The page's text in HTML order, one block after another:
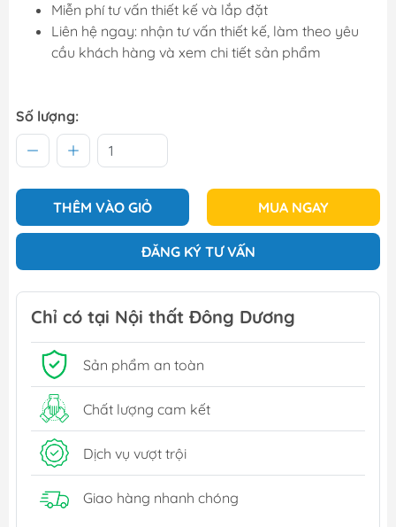
Miễn phí tư vấn thiết kế và lắp đặt
Liên hệ ngay: nhận tư vấn thiết kế, làm theo yêu
cầu khách hàng và xem chi tiết sản phẩm
Số lượng:
THÊM VÀO GIỎ MUA NGAY
ĐĂNG KÝ TƯ VẤN
Chỉ có tại Nội thất Đông Dương
Sản phẩm an toàn
Chất lượng cam kết
Dịch vụ vượt trội
Giao hàng nhanh chóng